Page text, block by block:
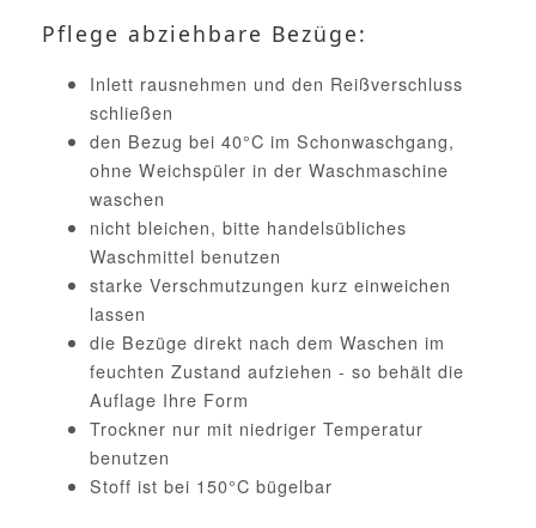
Pflege abziehbare Bezüge:
Inlett rausnehmen und den Reißverschluss
schließen
den Bezug bei 40°C im Schonwaschgang,
ohne Weichspüler in der Waschmaschine
waschen
nicht bleichen, bitte handelsübliches
Waschmittel benutzen
starke Verschmutzungen kurz einweichen
lassen
die Bezüge direkt nach dem Waschen im
feuchten Zustand aufziehen - so behält die
Auflage Ihre Form
Trockner nur mit niedriger Temperatur
benutzen
Stoff ist bei 150°C bügelbar